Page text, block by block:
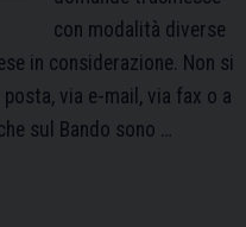
con modalità diverse
in considerazione. Non si
via e-mail, via fax o a
sul Bando sono …